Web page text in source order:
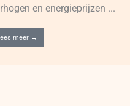
en energieprijzen ...
meer →